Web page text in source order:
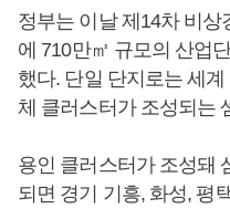
정부는 이날 제14차 비
에 710만㎡ 규모의 산업
했다. 단일 단지로는 세
체 클러스터가 조성되는
용인 클러스터가 조성돼
되면 경기 기흥, 화성, 평